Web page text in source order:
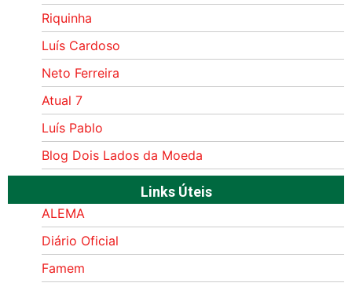
Riquinha
Luís Cardoso
Neto Ferreira
Atual 7
Luís Pablo
Blog Dois Lados da Moeda
Links Úteis
ALEMA
Diário Oficial
Famem